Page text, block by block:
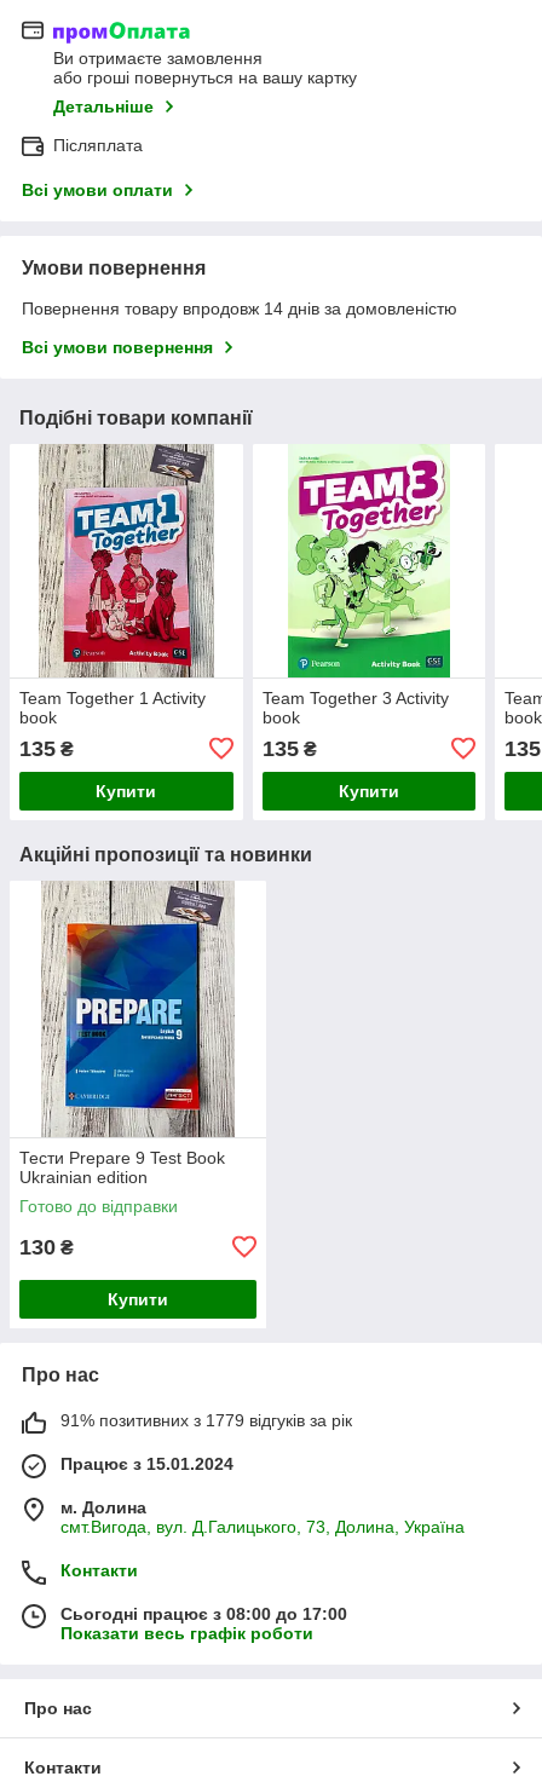
Ви отримаєте замовлення
або гроші повернуться на вашу картку
Детальніше
Післяплата
Всі умови оплати
Умови повернення
Повернення товару впродовж 14 днів за домовленістю
Всі умови повернення
Подібні товари компанії
Team Together 1 Activity
book
135 ₴
Купити
Team Together 3 Activity
book
135₴
Купити
book
135
Акційні пропозиції та новинки
Тести Prepare 9 Test Book
Ukrainian edition
Готово до відправки
130 ₴
Купити
Про нас
91% позитивних з 1779 відгуків за рік
Працює з 15.01.2024
м. Долина
смт.Вигода, вул. Д.Галицького, 73, Долина, Україна
Контакти
Сьогодні працює з 08:00 до 17:00
Показати весь графік роботи
Про нас
Контакти